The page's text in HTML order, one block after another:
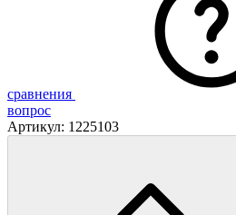
сравнения
вопрос
Артикул: 1225103